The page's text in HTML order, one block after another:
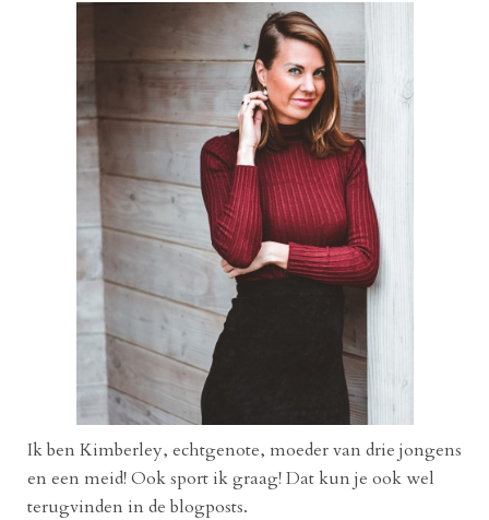
Ik ben Kimberley, echtgenote, moeder van drie jongens
en een meid! Ook sport ik graag! Dat kun je ook wel
terugvinden in de blogposts.